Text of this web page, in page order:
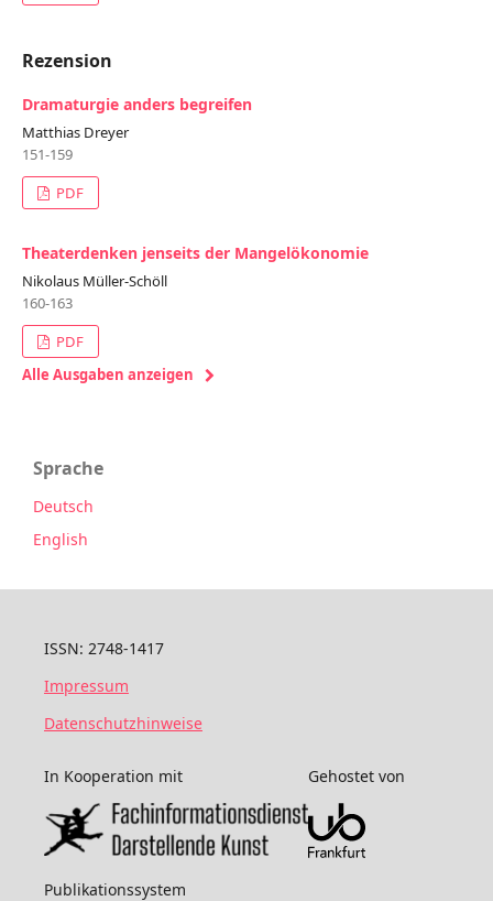
Rezension
Dramaturgie anders begreifen
Matthias Dreyer
151-159
PDF
Theaterdenken jenseits der Mangelökonomie
Nikolaus Müller-Schöll
160-163
PDF
Alle Ausgaben anzeigen
Sprache
Deutsch
English
ISSN: 2748-1417
Impressum
Datenschutzhinweise
In Kooperation mit Gehostet von
Publikationssystem